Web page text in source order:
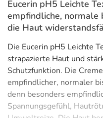
Eucerin pH5 Leichte
empfindliche, normale
die Haut
Die Eucerin pH5 Leichte
strapazierte Haut und
Schutzfunktion. Die
empfindlicher, normaler
denn besonders
Spannungsgefühl,